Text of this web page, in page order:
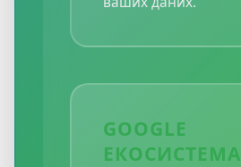
GOOGLE
ЕКОСИСТЕМА